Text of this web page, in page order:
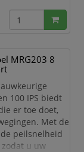
extra knoppen
voor elke
knops optische
R
MRG203 8
100 IPS biedt
er toe doet,
Met de
peilsnelheid
zodat u uw